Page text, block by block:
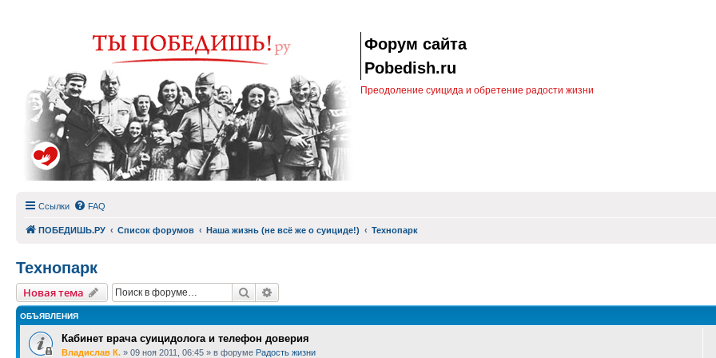
Форум сайта
Pobedish.ru
Преодоление суицида и обретение радости жизни
Ссылки FAQ
ПОБЕДИШЬ.РУ Список форумов Наша жизнь (не всё же о суициде!) Технопарк
Технопарк
Новая тема Поиск
ОБЪЯВЛЕНИЯ
Кабинет врача суицидолога и телефон доверия
Владислав К. » 09 ноя 2011, 06:45 » в форуме Радость жизни